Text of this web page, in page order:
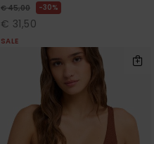
€ 45,00 30%
€ 31,50
SALE